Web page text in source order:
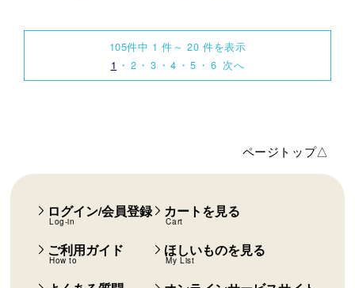
105件中 1 件～ 20 件を表示
1
2 3 4 5 6 次へ
ページトップ△
ログイン/会員登録
Log-in
カートを見る
Cart
ご利用ガイド
How to
ほしいものを見る
My List